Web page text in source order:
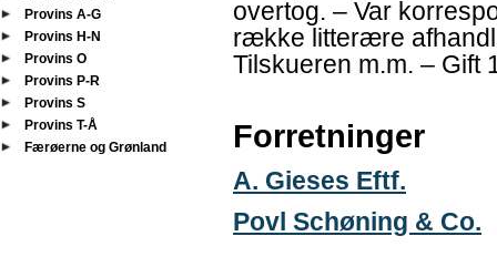
Provins A-G
Provins H-N
Provins O
Provins P-R
Provins S
Provins T-Å
Færøerne og Grønland
overtog. – Var
række litterære
Tilskueren m.m. – Gift
Forretninger
A. Gieses Eftf.
Povl Schøning & Co.